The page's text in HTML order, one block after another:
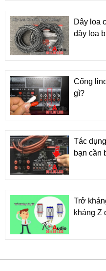
Dây loa
dây loa
Cổng
gì?
Tác
bạn cần
Trở
kháng Z